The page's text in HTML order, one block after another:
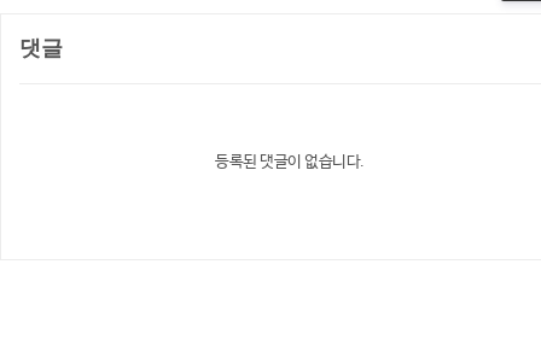
댓글
등록된 댓글이 없습니다.